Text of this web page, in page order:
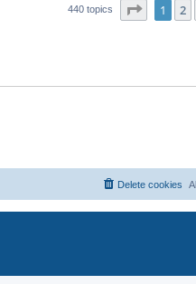
440 topics Page of
1 2
Delete cookies